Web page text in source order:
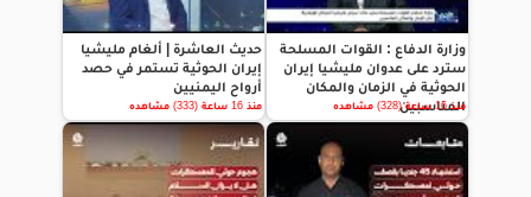
وزارة الدفاع : القوات المسلحة
سترد على عدوان مليشيا إيران
الحوثية في الزمان والمكان
المناسبين
منذ 16 ساعة (328) مشاهده
حديث العاشرة | ألغام مليشيا
إيران الحوثية تستمر في حصد
أرواح اليمنيين
منذ 16 ساعة (333) مشاهده